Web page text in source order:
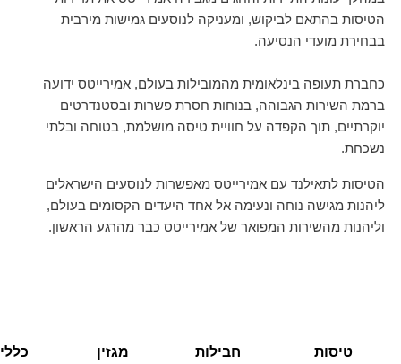
הטיסות בהתאם לביקוש, ומעניקה לנוסעים גמישות מירבית
בבחירת מועדי הנסיעה.
כחברת תעופה בינלאומית מהמובילות בעולם, אמירייטס ידועה
ברמת השירות הגבוהה, בנוחות חסרת פשרות ובסטנדרטים
יוקרתיים, תוך הקפדה על חוויית טיסה מושלמת, בטוחה ובלתי
נשכחת.
הטיסות לתאילנד עם אמירייטס מאפשרות לנוסעים הישראלים
ליהנות מגישה נוחה ונעימה אל אחד היעדים הקסומים בעולם,
וליהנות מהשירות המפואר של אמירייטס כבר מהרגע הראשון.
טיסות
חבילות
מגזין
כללי